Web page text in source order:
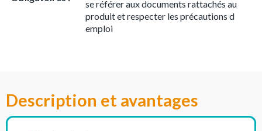
se référer aux documents rattachés au
produit et respecter les précautions d
emploi
Description et avantages